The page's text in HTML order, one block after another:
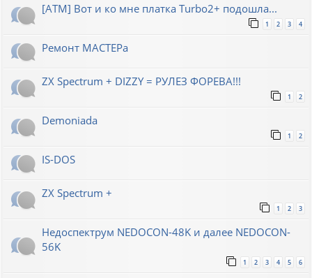
[ATM] Вот и ко мне платка Turbo2+ подошла...
1 2 3 4
Ремонт МАСТЕРа
ZX Spectrum + DIZZY = РУЛЕЗ ФОРЕВА!!!
1 2
Demoniada
1 2
IS-DOS
ZX Spectrum +
1 2 3
Недоспектрум NEDOCON-48K и далее NEDOCON-
56K
1 2 3 4 5 6